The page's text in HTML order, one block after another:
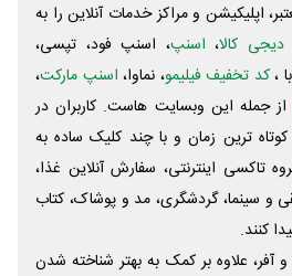
اپلیکیشن و مراکز خدمات آنلاین را به
دیجی کالا، اسنپ، اسنپ فود، تپسی،
،کد تخفیف فیلیمو، نماوا، اسنپ مارکت،
از جمله این وبسایت ‌هاست. کاربران در
ترین زمان و با چند کلیک ساده به
تاکسی اینترنتی، سفارش آنلاین غذا،
و سینما، گردشگری، مد و پوشاک، کتاب
کنند.
آفر، علاوه بر کمک به بهتر شناخته شدن